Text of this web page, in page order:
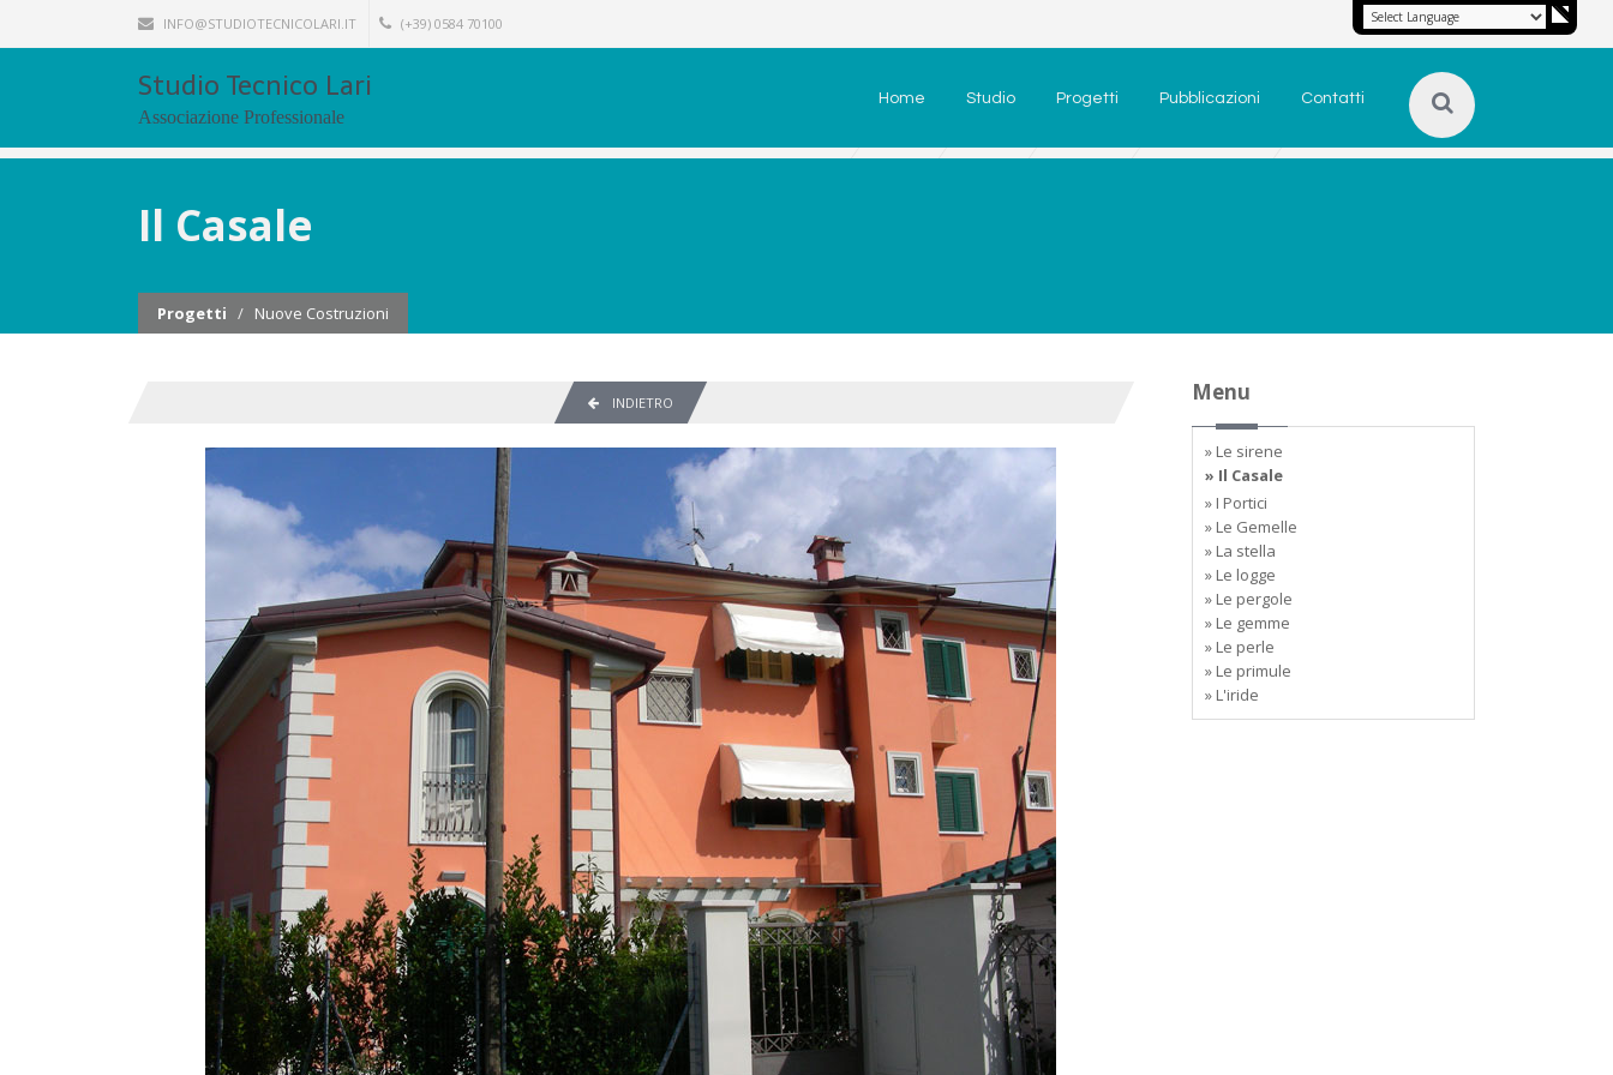
INFO@STUDIOTECNICOLARI.IT (+39) 0584 70100
Studio Tecnico Lari
Associazione Professionale
Home Studio Progetti Pubblicazioni Contatti
Il Casale
Progetti / Nuove Costruzioni
INDIETRO Menu
» Le sirene
» Il Casale
» I Portici
» Le Gemelle
» La stella
» Le logge
» Le pergole
» Le gemme
» Le perle
» Le primule
» L'iride